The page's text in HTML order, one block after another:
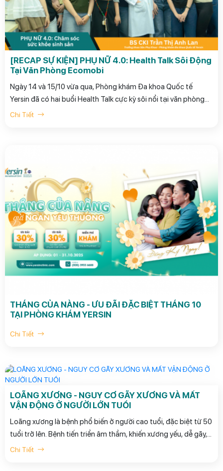
[RECAP SỰ KIỆN] PHỤ NỮ 4.0: Health Talk Sôi Động
Tại Văn Phòng Ecomobi
Ngày 14 và 15/10 vừa qua, Phòng khám Đa khoa Quốc tế
Yersin đã có hai buổi Health Talk cực kỳ sôi nổi tại văn phòng
Công ty Cổ phần Ecomobi Media (Quận 10 và Quận 1) với chủ
Chi Tiết
THÁNG CỦA NÀNG - ƯU ĐÃI ĐẶC BIỆT THÁNG 10
TẠI PHÒNG KHÁM YERSIN
Chi Tiết
LOÃNG XƯƠNG - NGUY CƠ GÃY XƯƠNG VÀ MẤT
VẬN ĐỘNG Ở NGƯỜI LỚN TUỔI
Loãng xương là bệnh phổ biến ở người cao tuổi, đặc biệt từ 50
tuổi trở lên. Bệnh tiến triển âm thầm, khiến xương yếu, dễ gãy,
gây đau nhức và hạn chế vận động.
Chi Tiết